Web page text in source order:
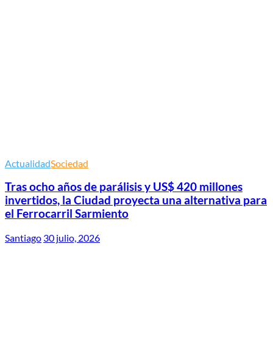
ActualidadSociedad
Tras ocho años de parálisis y US$ 420 millones
invertidos, la Ciudad proyecta una alternativa para
el Ferrocarril Sarmiento
Santiago 30 julio, 2026